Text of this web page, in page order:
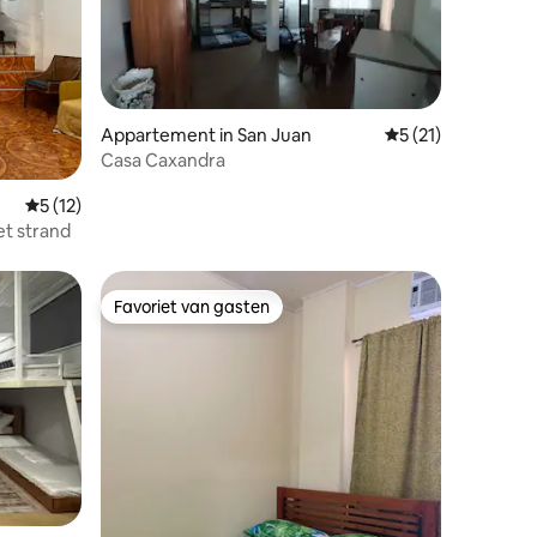
Gemiddelde beoordeling van 5 uit 5, 12 recensies
5 (12)
strand
Appartement in San Juan Gemiddelde
5 (21)
Casa Caxandra
Favoriet van gasten
Favoriet van gasten